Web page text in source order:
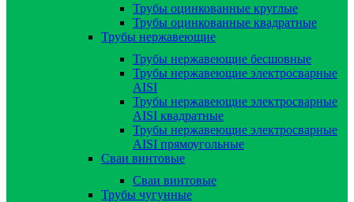
Трубы оцинкованные круглые
Трубы оцинкованные квадратные
Трубы нержавеющие
Трубы нержавеющие бесшовные
Трубы нержавеющие электросварные
AISI
Трубы нержавеющие электросварные
AISI квадратные
Трубы нержавеющие электросварные
AISI прямоугольные
Сваи винтовые
Сваи винтовые
Трубы чугунные